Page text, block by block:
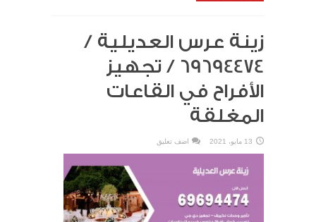
زينة عرس العديلية /
69694474 / تجهيز
الأفراح في القاعات
المغلقة
13 مايو، 2021 اضف تعليق